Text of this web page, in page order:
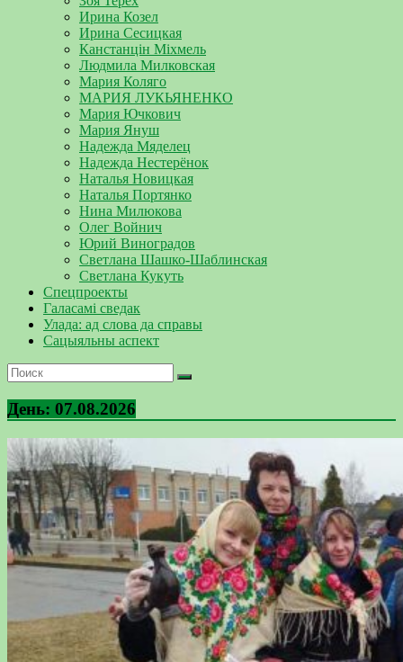
Ирина Козел
Ирина Сесицкая
Канстанцін Міхмель
Людмила Милковская
Мария Коляго
МАРИЯ ЛУКЬЯНЕНКО
Мария Ючкович
Мария Януш
Надежда Мяделец
Надежда Нестерёнок
Наталья Новицкая
Наталья Портянко
Нина Милюкова
Олег Войнич
Юрий Виноградов
Светлана Шашко-Шаблинская
Светлана Кукуть
Спецпроекты
Галасамі сведак
Улада: ад слова да справы
Сацыяльны аспект
День: 07.08.2026